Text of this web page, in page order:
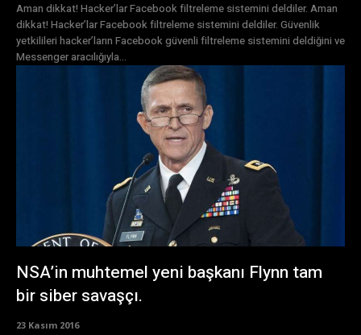
Aman dikkat! Hacker’lar Facebook filtreleme sistemini deldiler. Aman
dikkat! Hacker’lar Facebook filtreleme sistemini deldiler. Güvenlik
yetkilileri hacker’ların Facebook güvenli filtreleme sistemini deldiğini ve
Messenger aracılığıyla...
NSA’in muhtemel yeni başkanı Flynn tam
bir siber savaşçı.
23 Kasım 2016